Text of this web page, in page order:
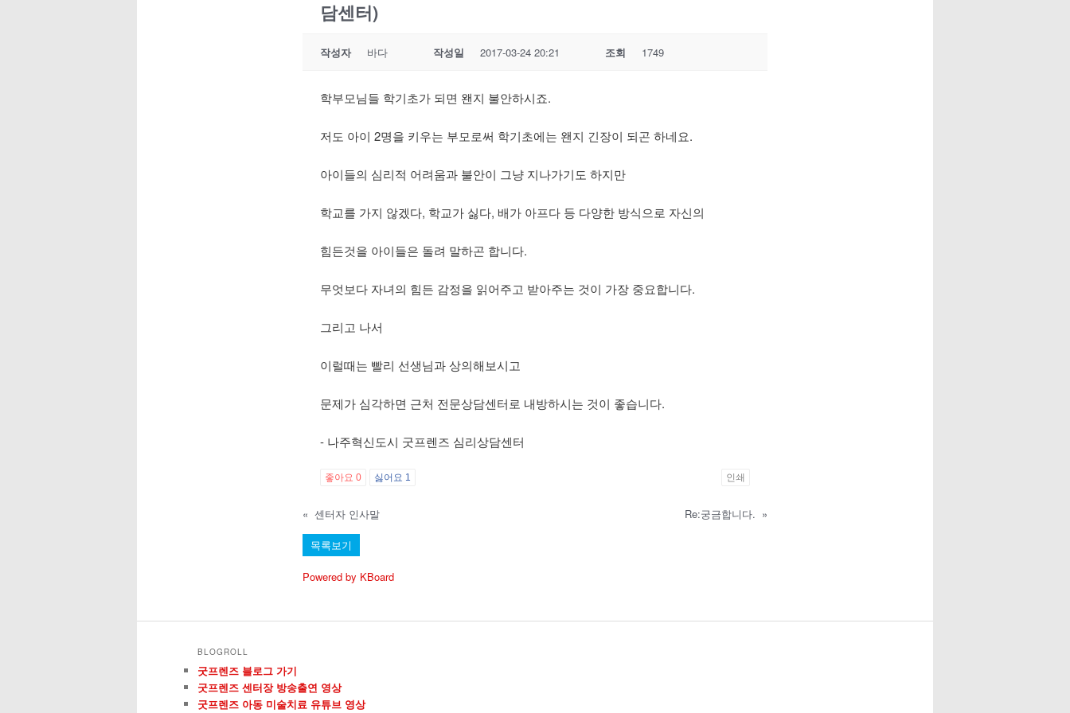
담센터)
작성자 바다 작성일 2017-03-24 20:21 조회 1749
학부모님들 학기초가 되면 왠지 불안하시죠.
저도 아이 2명을 키우는 부모로써 학기초에는 왠지 긴장이 되곤 하네요.
아이들의 심리적 어려움과 불안이 그냥 지나가기도 하지만
학교를 가지 않겠다, 학교가 싫다, 배가 아프다 등 다양한 방식으로 자신의
힘든것을 아이들은 돌려 말하곤 합니다.
무엇보다 자녀의 힘든 감정을 읽어주고 받아주는 것이 가장 중요합니다.
그리고 나서
이럴때는 빨리 선생님과 상의해보시고
문제가 심각하면 근처 전문상담센터로 내방하시는 것이 좋습니다.
- 나주혁신도시 굿프렌즈 심리상담센터
좋아요 0 싫어요 1 인쇄
« 센터자 인사말 Re:궁금합니다. »
목록보기
Powered by KBoard
BLOGROLL
굿프렌즈 블로그 가기
굿프렌즈 센터장 방송출연 영상
굿프렌즈 아동 미술치료 유튜브 영상